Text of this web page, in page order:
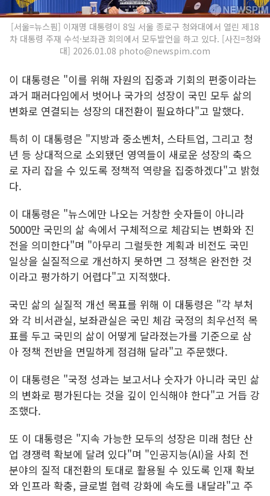
[서울=뉴스핌] 이재명 대통령이 8일 서울 종로구 청와대에서 열린 제18
차 대통령 주재 수석·보좌관 회의에서 모두발언을 하고 있다. [사진=청와
대] 2026.01.08 photo@newspim.com
이 대통령은 "이를 위해 자원의 집중과 기회의 편중이라는
과거 패러다임에서 벗어나 국가의 성장이 국민 모두 삶의
변화로 연결되는 성장의 대전환이 필요하다"고 말했다.
특히 이 대통령은 "지방과 중소벤처, 스타트업, 그리고 청
년 등 상대적으로 소외됐던 영역들이 새로운 성장의 축으
로 자리 잡을 수 있도록 정책적 역량을 집중하겠다"고 밝혔
다.
이 대통령은 "뉴스에만 나오는 거창한 숫자들이 아니라
5000만 국민의 삶 속에서 구체적으로 체감되는 변화와 진
전을 의미한다"며 "아무리 그럴듯한 계획과 비전도 국민
일상을 실질적으로 개선하지 못하면 그 정책은 완전한 것
이라고 평가하기 어렵다"고 지적했다.
국민 삶의 실질적 개선 목표를 위해 이 대통령은 "각 부처
와 각 비서관실, 보좌관실은 국민 체감 국정의 최우선적 목
표를 두고 국민의 삶이 어떻게 달라졌는가를 기준으로 삼
아 정책 전반을 면밀하게 점검해 달라"고 주문했다.
이 대통령은 "국정 성과는 보고서나 숫자가 아니라 국민 삶
의 변화로 평가된다는 것을 깊이 인식해야 한다"고 거듭 강
조했다.
또 이 대통령은 "지속 가능한 모두의 성장은 미래 첨단 산
업 경쟁력 확보에 달려 있다"며 "인공지능(AI)을 사회 전
분야의 질적 대전환의 토대로 활용될 수 있도록 인재 확보
와 인프라 확충, 글로벌 협력 강화에 속도를 내달라"고 주